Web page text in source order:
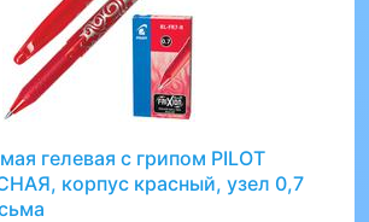
гелевая с грипом PILOT
корпус красный, узел 0,7